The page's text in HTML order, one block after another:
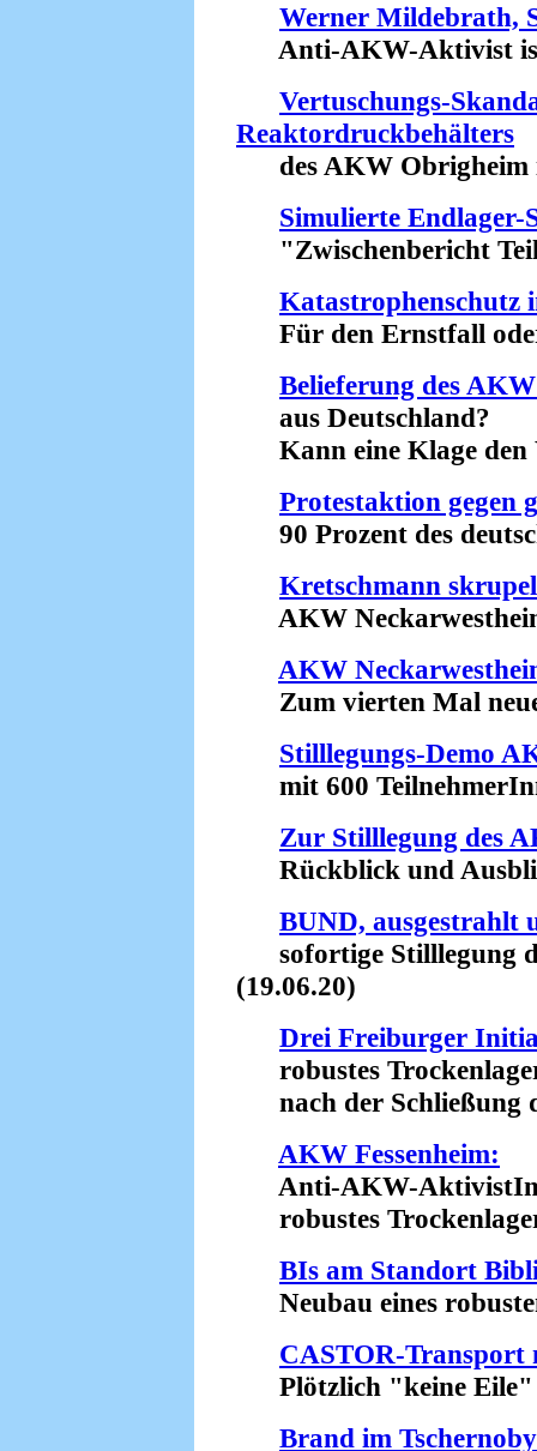
Werner Mildebrath,
Anti-AKW-Aktivist
Vertuschungs-
Reaktordruckbehälters
des AKW Obrigheim
Simulierte Endlager-
"Zwischenbericht
Katastrophenschutz
Für den Ernstfall
Belieferung des
aus Deutschland?
Kann eine Klage den
Protestaktion gegen
90 Prozent des
Kretschmann
AKW
AKW
Zum vierten Mal neue
Stilllegungs-Demo
mit 600
Zur Stilllegung des
Rückblick und
BUND, ausgestrahlt
sofortige Stilllegung
(19.06.20)
Drei Freiburger
robustes
nach der Schließung
AKW Fessenheim:
Anti-AKW-
robustes
BIs am Standort
Neubau eines
CASTOR-Transport
Plötzlich "keine Eile"
Brand im